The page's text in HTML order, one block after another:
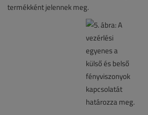
termékként jelennek meg.